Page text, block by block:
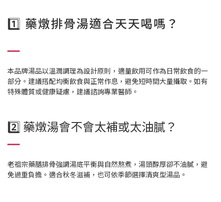
1️⃣ 藥燉排骨湯適合天天喝嗎？
本品牌湯品以溫潤調理為設計原則，適量飲用可作為日常飲食的一
部分。建議搭配均衡飲食與正常作息，避免短時間大量攝取。如有
特殊體質或健康疑慮，建議諮詢專業醫師。
2️⃣ 藥燉湯會不會太補或太油膩？
老祖宗藥膳排骨強調湯底平衡與自然熬煮，湯頭醇厚卻不油膩，避
免過重負擔。適合秋冬滋補，也可依季節選擇清爽型湯品。